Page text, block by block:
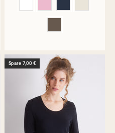
Spare 7,00 €